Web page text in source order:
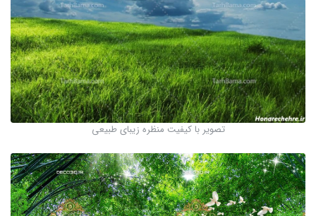
تصویر با کیفیت منظره زیبای طبیعی